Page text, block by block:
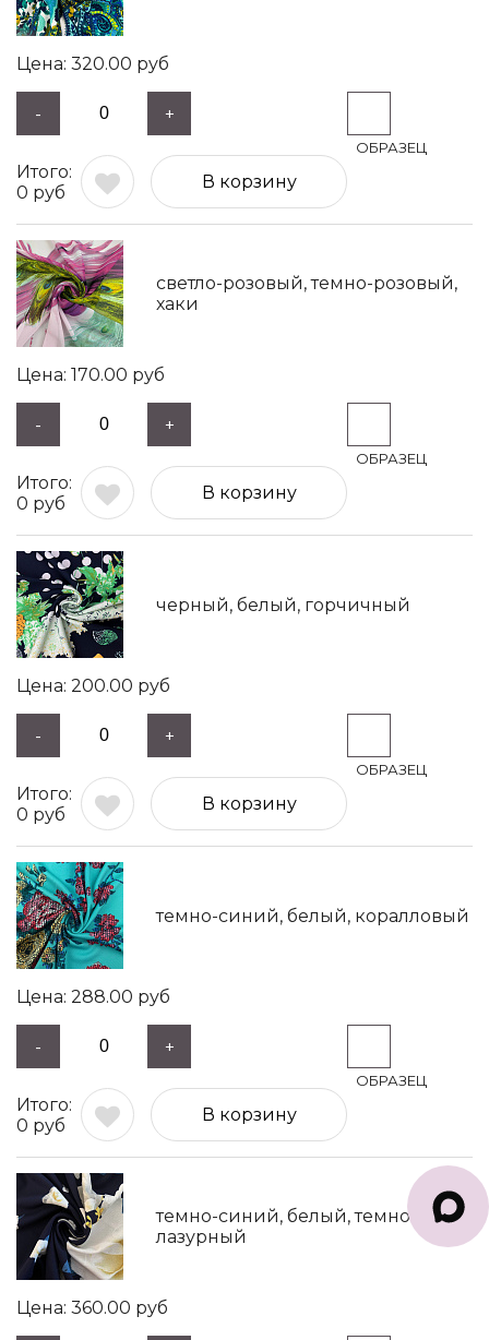
320.00 руб
- +
0 руб
В корзину
светло-розовый, темно-розовый,
хаки
170.00 руб
- +
0 руб
В корзину
черный, белый, горчичный
200.00 руб
- +
0 руб
В корзину
темно-синий, белый, коралловый
288.00 руб
- +
0 руб
В корзину
темно-синий, белый, темно-
лазурный
360.00 руб